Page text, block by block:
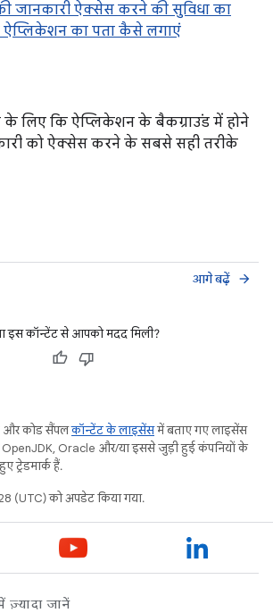
जानकारी ऐक्सेस करने की सुविधा का
ऐप्लिकेशन का पता कैसे लगाएं
के लिए कि ऐप्लिकेशन के बैकग्राउंड में होने
को ऐक्सेस करने के सबसे सही तरीके
आगे बढ़ें arrow_forward
इस कॉन्टेंट से आपको मदद मिली?
और कोड सैंपलकॉन्टेंट के लाइसेंसमें बताए गए लाइसेंस
Oracle और/या इससे जुड़ी हुई कंपनियों के
ट्रेडमार्क हैं.
(UTC) को अपडेट किया गया.
ज़्यादा जानें